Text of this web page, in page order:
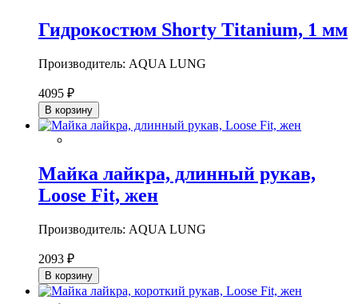
Гидрокостюм Shorty Titanium, 1 мм
Производитель: AQUA LUNG
4095 ₽
В корзину
Майка лайкра, длинный рукав,
Loose Fit, жен
Производитель: AQUA LUNG
2093 ₽
В корзину